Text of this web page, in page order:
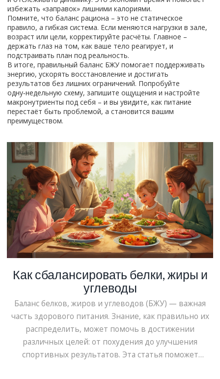
избежать «заправок» лишними калориями.
Помните, что баланс рациона – это не статическое
правило, а гибкая система. Если меняются нагрузки в зале,
возраст или цели, корректируйте расчёты. Главное –
держать глаз на том, как ваше тело реагирует, и
подстраивать план под реальность.
В итоге, правильный баланс БЖУ помогает поддерживать
энергию, ускорять восстановление и достигать
результатов без лишних ограничений. Попробуйте
одну‑недельную схему, запишите ощущения и настройте
макронутриенты под себя – и вы увидите, как питание
перестаёт быть проблемой, а становится вашим
преимуществом.
Как сбалансировать белки, жиры и
углеводы
Баланс белков, жиров и углеводов (БЖУ) — важная
часть здорового питания. Знание, как правильно их
распределить, может помочь в достижении
различных целей: от похудения до улучшения
спортивных результатов. Эта статья поможет